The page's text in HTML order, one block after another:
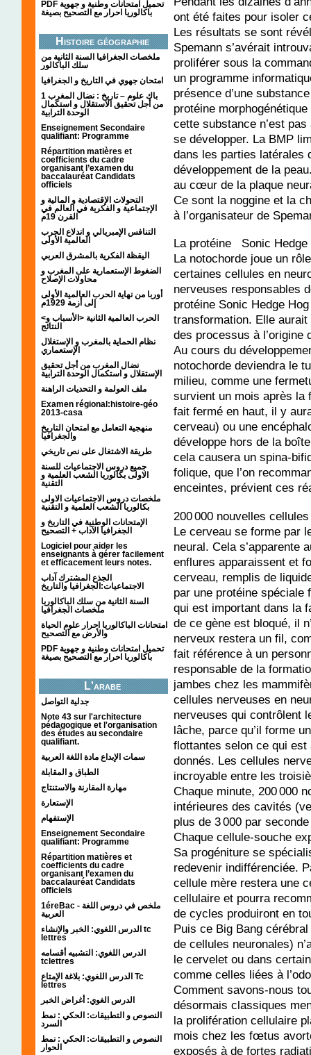
PDF تحميل امتحانات وطنية و جهوية
باكالوريا احرار مع التصحيح بصيغة
Histoire géographie
ملخصات الجغرافيا السنة الثانية من
سلك الباكالور
امتحان جهوي في التاريخ و الجغرافيا
1 باك علوم – تاريخ : نضال المغرب
من أجل تحقيق الاستقلال و استكمال
الوحدة الترابية
Enseignement Secondaire
qualifiant: Programme
Répartition matières et
coefficients du cadre
organisant l’examen du
baccalauréat Candidats
officiels
التحولات الإقتصادية و المالية و
الإجتماعية و الفكرية في العالم في
القرن 19م
التنافس الإمبريالي و اندلاع الحرب
العالمية الأولى
اليقظة الفكرية بالمشرق العربي
الضغوط الإستعمارية على المغرب و
محاولات الإصلاح
أوربا من نهاية الحرب العالمية الأولى
إلى أزمة 1929م
<الحرب العالمية الثانية <الأسباب و
النتائج
نظام الحماية بالمغرب و الإستغلال
الإستعماري
نضال المغرب من أجل تحقيق
الإستقلال و استكمال الوحدة الترابية
ملف العولمة و التحديات الراهنة
Examen régional:histoire-géo
2013-casa
منهجية التعامل مع امتحان التاريخ
والجغرافيا
طريقة الاشتغال على نص تاريخي
جميع دروس الاجتماعيات للسنة
الاولى بكالوريا الشعب العلمية و
التقنية
ملخصات دروس الاجتماعيات الاولى
بكالوريا الشعب العلمية و التقنية
الإمتحانات الوطنية في التاريخ و
الجغرافيا الآداب + التصحيح
Logiciel pour aider les
enseignants à gérer facilement
et efficacement leurs notes.
الجذع المشترك آداب
الاجتماعيات:الجغرافيا والتاريخ
السنة الثانية من سلك الباكالوريا
ملخصات الجغرافيا
امتحانات الباكالوريا احرار علوم الحياة
والأرض مع التصحيح
PDF تحميل امتحانات وطنية و جهوية
باكالوريا احرار مع التصحيح بصيغة
L'arabe
جدلية التواصل
Note 43 sur l'architecture
pédagogique et l'organisation
des études au secondaire
qualifiant.
سمات الإبداع مادة اللغة العربية
الطباق و المقابلة
مهارة المقارنة والاستنتاج
الإستعارة
الإستفهام
Enseignement Secondaire
qualifiant: Programme
Répartition matières et
coefficients du cadre
organisant l’examen du
baccalauréat Candidats
officiels
1éreBac - ملخص في دروس اللغة
العربية
الدرس اللغوي: الخبر والإنشاء tc
lettres
الدرس اللغوي: التشبيه أقسامه
tclettres
الدرس اللغوي: بلاغة الإمتاع Tc
lettres
الدرس الغوي: أغراض الخبر
النصوص و التطبيقات: الحكي : نمط
السرد
النصوص و التطبيقات: الحكي : نمط
الحوار
ont été faites pour isoler
Les résultats se sont
Spemann s’avérait
proliférer sous la
un programme
présence d’une
protéine
cette substance n’est
se développer. La BMP
dans les parties latérales
développement de la
au cœur de la plaque
Ce sont la noggine et la
à l’organisateur de
La protéine Sonic Hedge
La notochorde joue un
certaines cellules en
nerveuses responsables
protéine Sonic Hedge
transformation. Elle
des processus à l’origine
Au cours du
notochorde deviendra le
milieu, comme une
survient un mois après la
fait fermé en haut, il y
cerveau) ou une
développe hors de la
cela causera un spina-
folique, que l’on
enceintes, prévient ces
200 000 nouvelles
Le cerveau se forme par
neural. Cela s’apparente
enflures apparaissent et
cerveau, remplis de
par une protéine spéciale
qui est important dans la
de ce gène est bloqué, il
nerveux restera un fil,
fait référence à un
responsable de la
jambes chez les
cellules nerveuses en
nerveuses qui contrôlent
lâche, parce qu’il forme
flottantes selon ce qui
donnés. Les cellules
incroyable entre les
Chaque minute, 200 000
intérieures des cavités
plus de 3 000 par seconde
Chaque cellule-souche
Sa progéniture se
redevenir indifférenciée.
cellule mère restera une
cellulaire et pourra
de cycles produiront en
Puis ce Big Bang
de cellules neuronales)
le cervelet ou dans
comme celles liées à
Comment savons-nous
désormais classiques
la prolifération cellulaire
mois chez les fœtus
exposés à de fortes